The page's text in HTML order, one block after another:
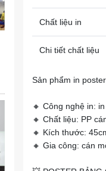
Chất liệu in
Chi tiết chất liệu
Sản phẩm in
🔸 Công nghệ in:
🔸 Chất liệu: PP
🔸 Kích thước:
🔸 Gia công: cán